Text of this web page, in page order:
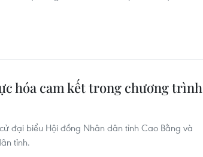
hóa cam kết trong chương trình
đại biểu Hội đồng Nhân dân tỉnh Cao Bằng và
tỉnh.